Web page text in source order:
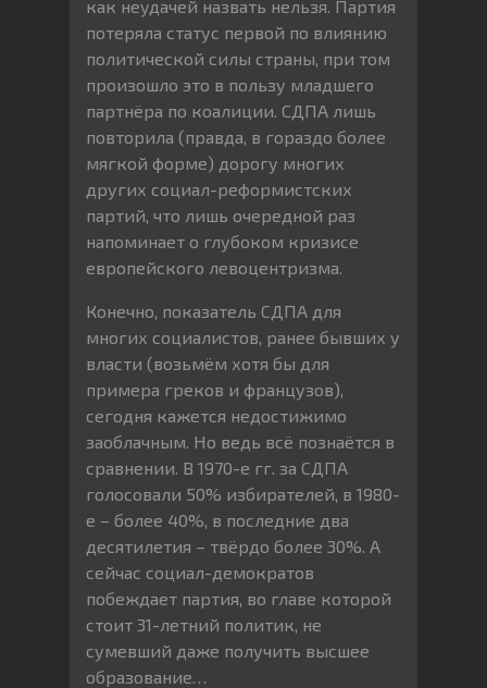
как неудачей назвать нельзя. Партия
потеряла статус первой по влиянию
политической силы страны, при том
произошло это в пользу младшего
партнёра по коалиции. СДПА лишь
повторила (правда, в гораздо более
мягкой форме) дорогу многих
других социал-реформистских
партий, что лишь очередной раз
напоминает о глубоком кризисе
европейского левоцентризма.
Конечно, показатель СДПА для
многих социалистов, ранее бывших у
власти (возьмём хотя бы для
примера греков и французов),
сегодня кажется недостижимо
заоблачным. Но ведь всё познаётся в
сравнении. В 1970-е гг. за СДПА
голосовали 50% избирателей, в 1980-
е – более 40%, в последние два
десятилетия – твёрдо более 30%. А
сейчас социал-демократов
побеждает партия, во главе которой
стоит 31-летний политик, не
сумевший даже получить высшее
образование…